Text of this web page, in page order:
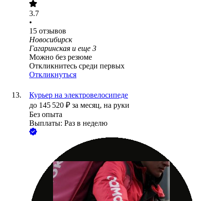
3.7
•
15 отзывов
Новосибирск
Гагаринская и еще 3
Можно без резюме
Откликнитесь среди первых
Откликнуться
Курьер на электровелосипеде
до 145 520 ₽ за месяц, на руки
Без опыта
Выплаты: Раз в неделю